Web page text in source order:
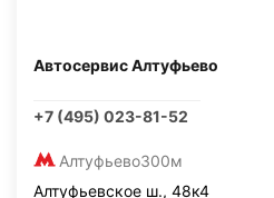
Автосервис Алтуфьево
+7 (495) 023-81-52
Алтуфьево300м
Алтуфьевское ш., 48к4